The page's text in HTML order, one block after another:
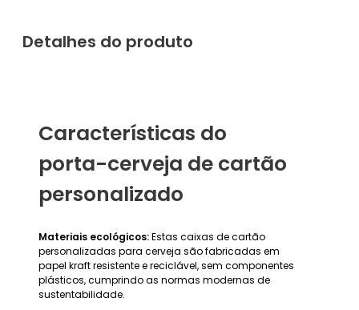
Detalhes do produto
Características do
porta-cerveja de cartão
personalizado
Materiais ecológicos:Estas caixas de cartão
personalizadas para cerveja são fabricadas em
papel kraft resistente e reciclável, sem componentes
plásticos, cumprindo as normas modernas de
sustentabilidade.